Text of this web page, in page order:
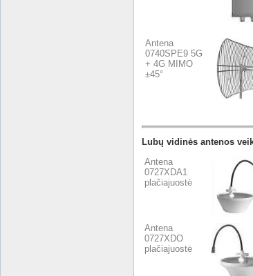
Antena
0740SPE9 5G
+ 4G MIMO
±45°
Lubų vidinės antenos
Antena
0727XDA1
plačiajuostė
Antena
0727XDO
plačiajuostė